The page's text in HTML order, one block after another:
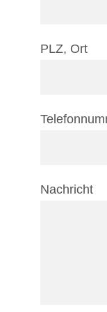
PLZ, Ort
Nachricht